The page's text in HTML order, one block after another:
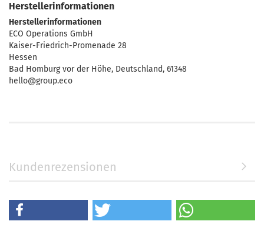
Herstellerinformationen
Herstellerinformationen
ECO Operations GmbH
Kaiser-Friedrich-Promenade 28
Hessen
Bad Homburg vor der Höhe, Deutschland, 61348
hello@group.eco
Kundenrezensionen